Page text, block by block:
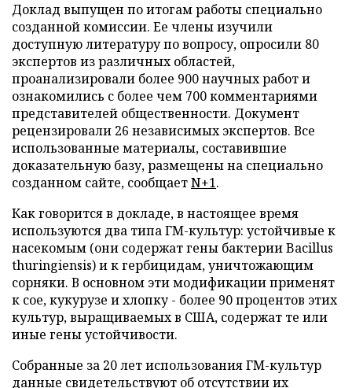
Доклад выпущен по итогам работы специально
созданной комиссии. Ее члены изучили
доступную литературу по вопросу, опросили 80
экспертов из различных областей,
проанализировали более 900 научных работ и
ознакомились с более чем 700 комментариями
представителей общественности. Документ
рецензировали 26 независимых экспертов. Все
использованные материалы, составившие
доказательную базу, размещены на специально
созданном сайте, сообщаетN+1.
Как говорится в докладе, в настоящее время
используются два типа ГМ-культур: устойчивые к
насекомым (они содержат гены бактерии Bacillus
thuringiensis) и к гербицидам, уничтожающим
сорняки. В основном эти модификации применят
к сое, кукурузе и хлопку - более 90 процентов этих
культур, выращиваемых в США, содержат те или
иные гены устойчивости.
Собранные за 20 лет использования ГМ-культур
данные свидетельствуют об отсутствии их